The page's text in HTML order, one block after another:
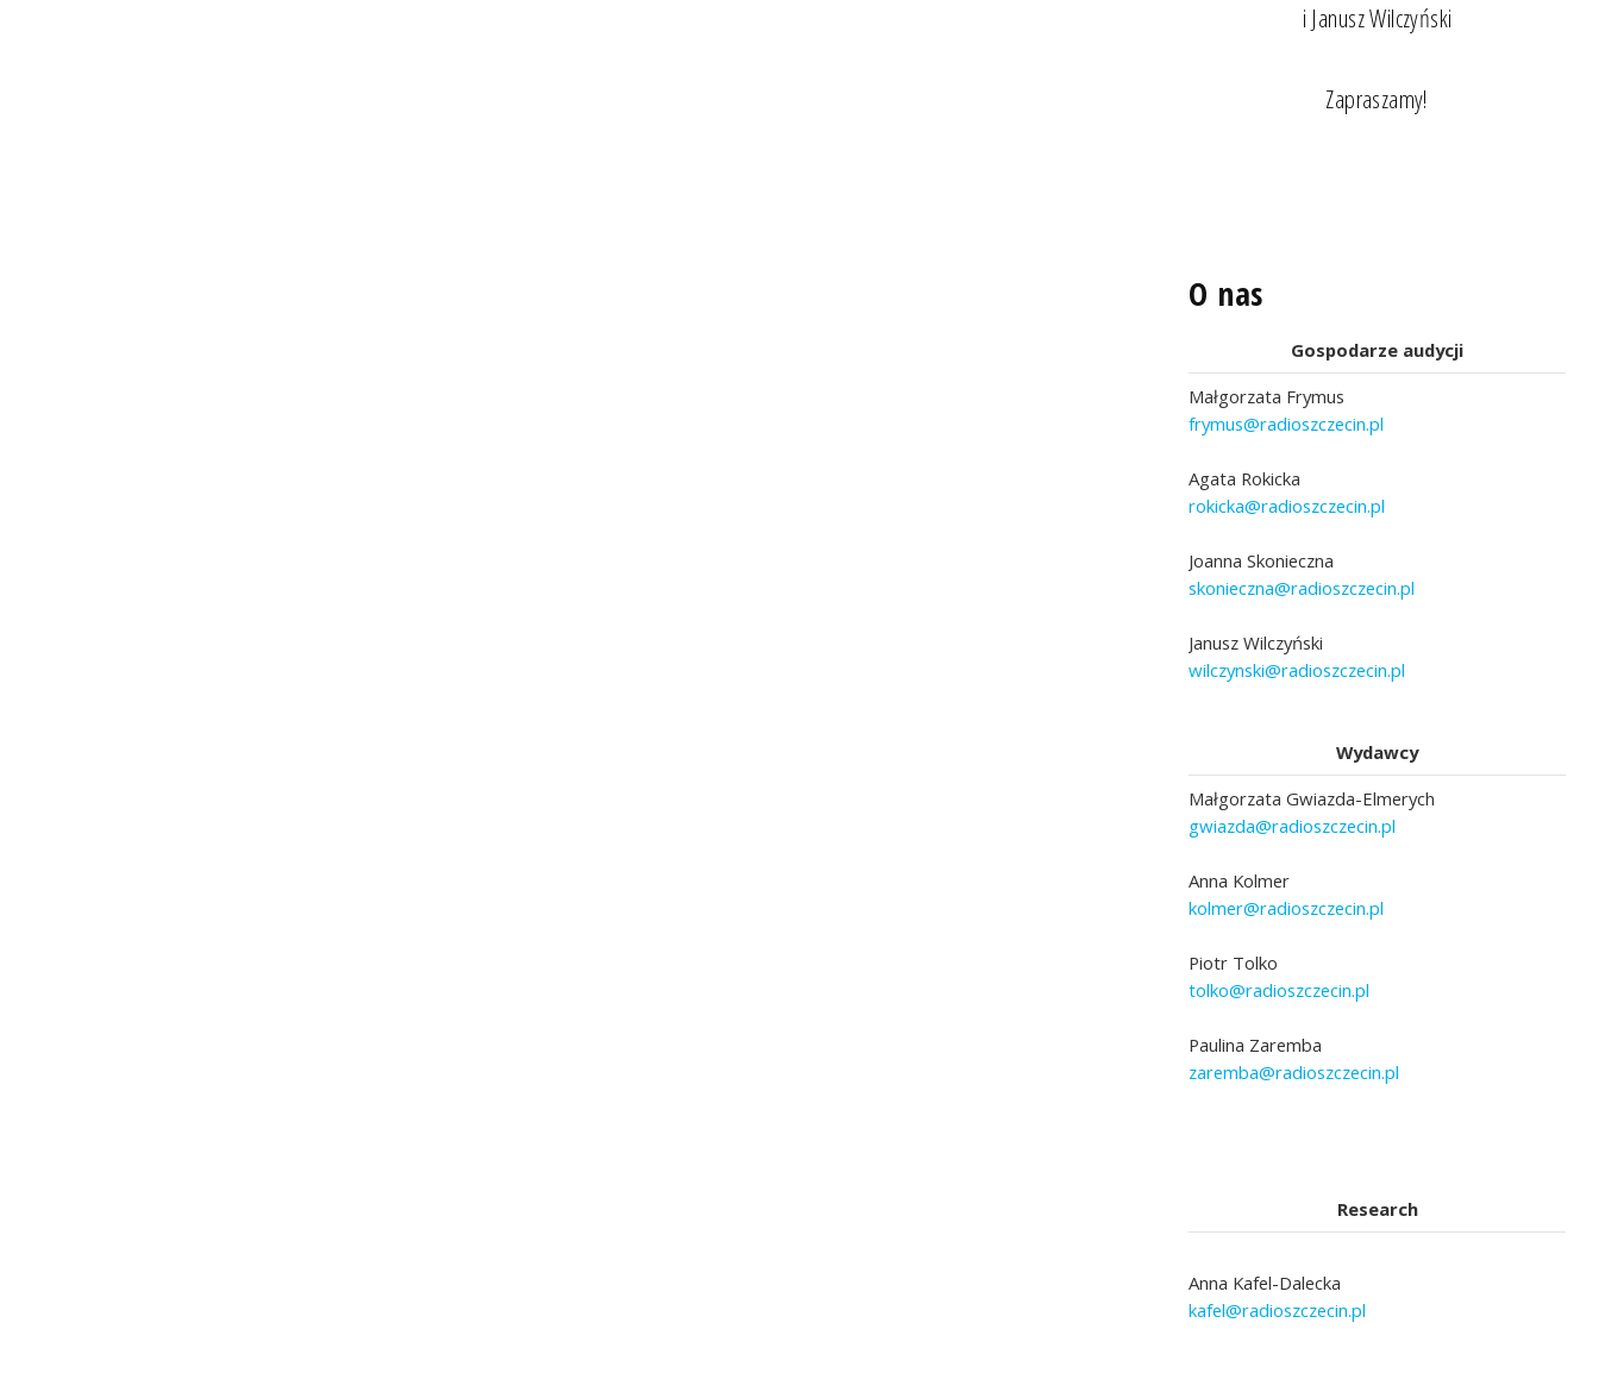
i Janusz Wilczyński
Zapraszamy!
O nas
Gospodarze audycji
Małgorzata Frymus
frymus@radioszczecin.pl
Agata Rokicka
rokicka@radioszczecin.pl
Joanna Skonieczna
skonieczna@radioszczecin.pl
Janusz Wilczyński
wilczynski@radioszczecin.pl
Wydawcy
Małgorzata Gwiazda-Elmerych
gwiazda@radioszczecin.pl
Anna Kolmer
kolmer@radioszczecin.pl
Piotr Tolko
tolko@radioszczecin.pl
Paulina Zaremba
zaremba@radioszczecin.pl
Research
Anna Kafel-Dalecka
kafel@radioszczecin.pl